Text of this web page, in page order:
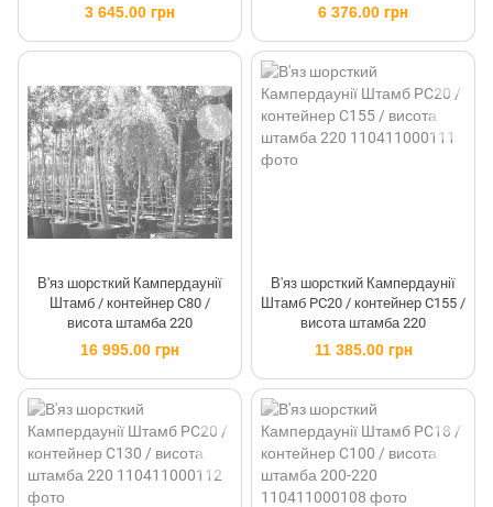
3 645.00 грн 6 376.00 грн
В'яз шорсткий Кампердаунії
Штамб / контейнер C80 /
висота штамба 220
16 995.00 грн
В'яз шорсткий Кампердаунії
Штамб PC20 / контейнер C155 /
висота штамба 220
11 385.00 грн